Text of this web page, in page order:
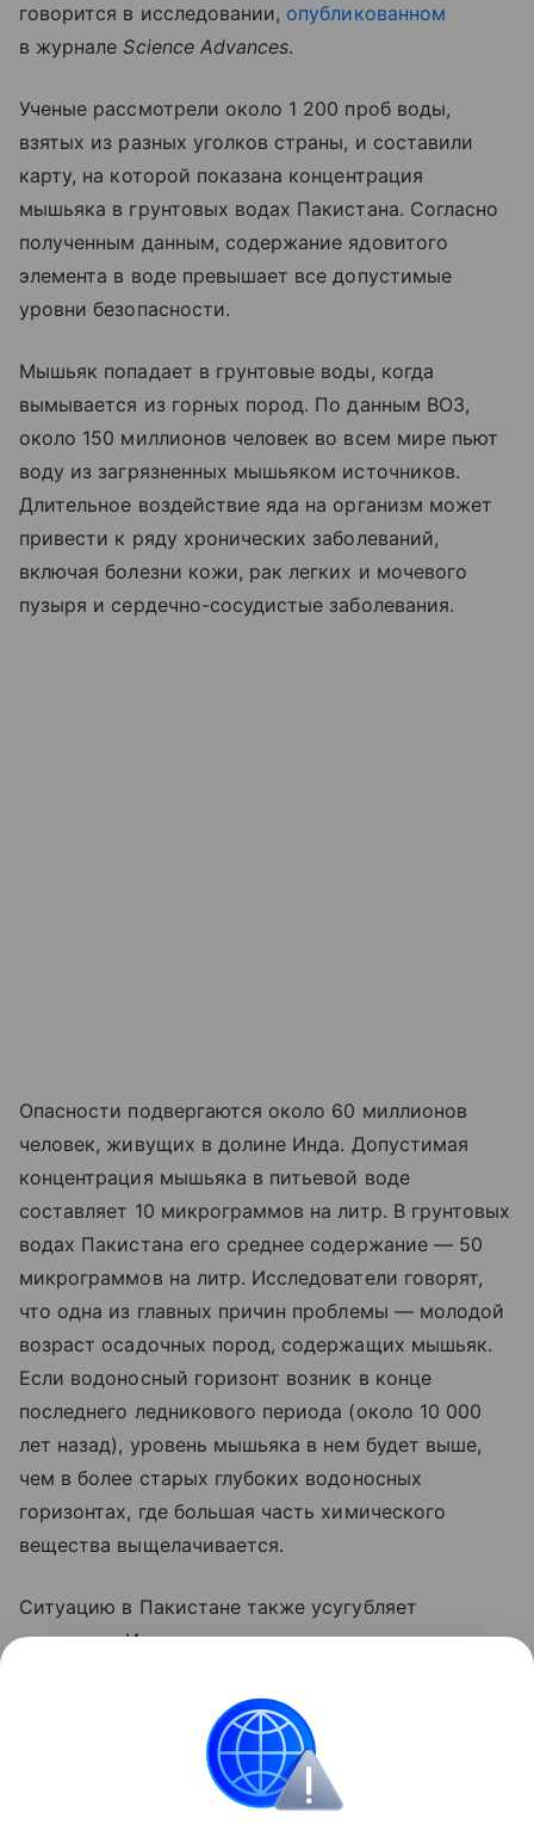
говорится в исследовании, опубликованном
в журналеScience Advances.
Ученые рассмотрели около 1 200 проб воды,
взятых из разных уголков страны, и составили
карту, на которой показана концентрация
мышьяка в грунтовых водах Пакистана. Согласно
полученным данным, содержание ядовитого
элемента в воде превышает все допустимые
уровни безопасности.
Мышьяк попадает в грунтовые воды, когда
вымывается из горных пород. По данным ВОЗ,
около 150 миллионов человек во всем мире пьют
воду из загрязненных мышьяком источников.
Длительное воздействие яда на организм может
привести к ряду хронических заболеваний,
включая болезни кожи, рак легких и мочевого
пузыря и сердечно-сосудистые заболевания.
Опасности подвергаются около 60 миллионов
человек, живущих в долине Инда. Допустимая
концентрация мышьяка в питьевой воде
составляет 10 микрограммов на литр. В грунтовых
водах Пакистана его среднее содержание — 50
микрограммов на литр. Исследователи говорят,
что одна из главных причин проблемы — молодой
возраст осадочных пород, содержащих мышьяк.
Если водоносный горизонт возник в конце
последнего ледникового периода (около 10 000
лет назад), уровень мышьяка в нем будет выше,
чем в более старых глубоких водоносных
горизонтах, где большая часть химического
вещества выщелачивается.
Ситуацию в Пакистане также усугубляет
орошение. Исследование показало сильную
в почве и концентрациями мышьяка.